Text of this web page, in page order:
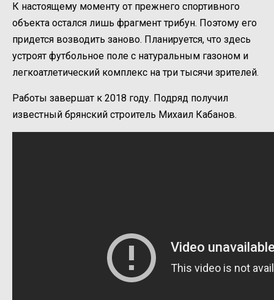
К настоящему моменту от прежнего спортивного
объекта остался лишь фрагмент трибун. Поэтому его
придется возводить заново. Планируется, что здесь
устроят футбольное поле с натуральным газоном и
легкоатлетический комплекс на три тысячи зрителей.
Работы завершат к 2018 году. Подряд получил
известный брянский строитель Михаил Кабанов.